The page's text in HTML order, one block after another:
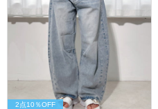
2点10％OFF